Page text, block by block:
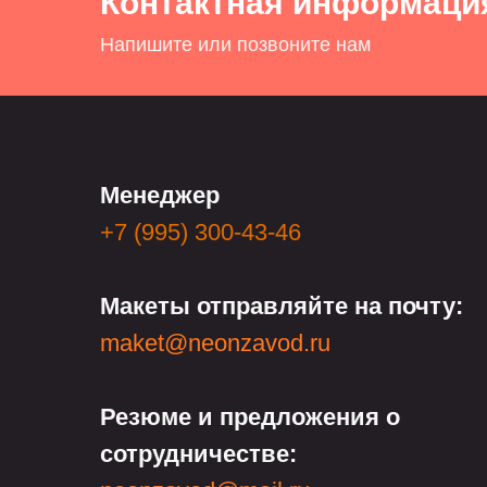
Напишите или позвоните нам
Менеджер
+7 (995) 300-43-46
Макеты отправляйте на почту:
maket@neonzavod.ru
Резюме и предложения о
сотрудничестве: